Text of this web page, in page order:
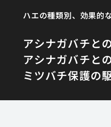
ハエの種類別、効果的
アシナガバチと
アシナガバチと
ミツバチ保護の